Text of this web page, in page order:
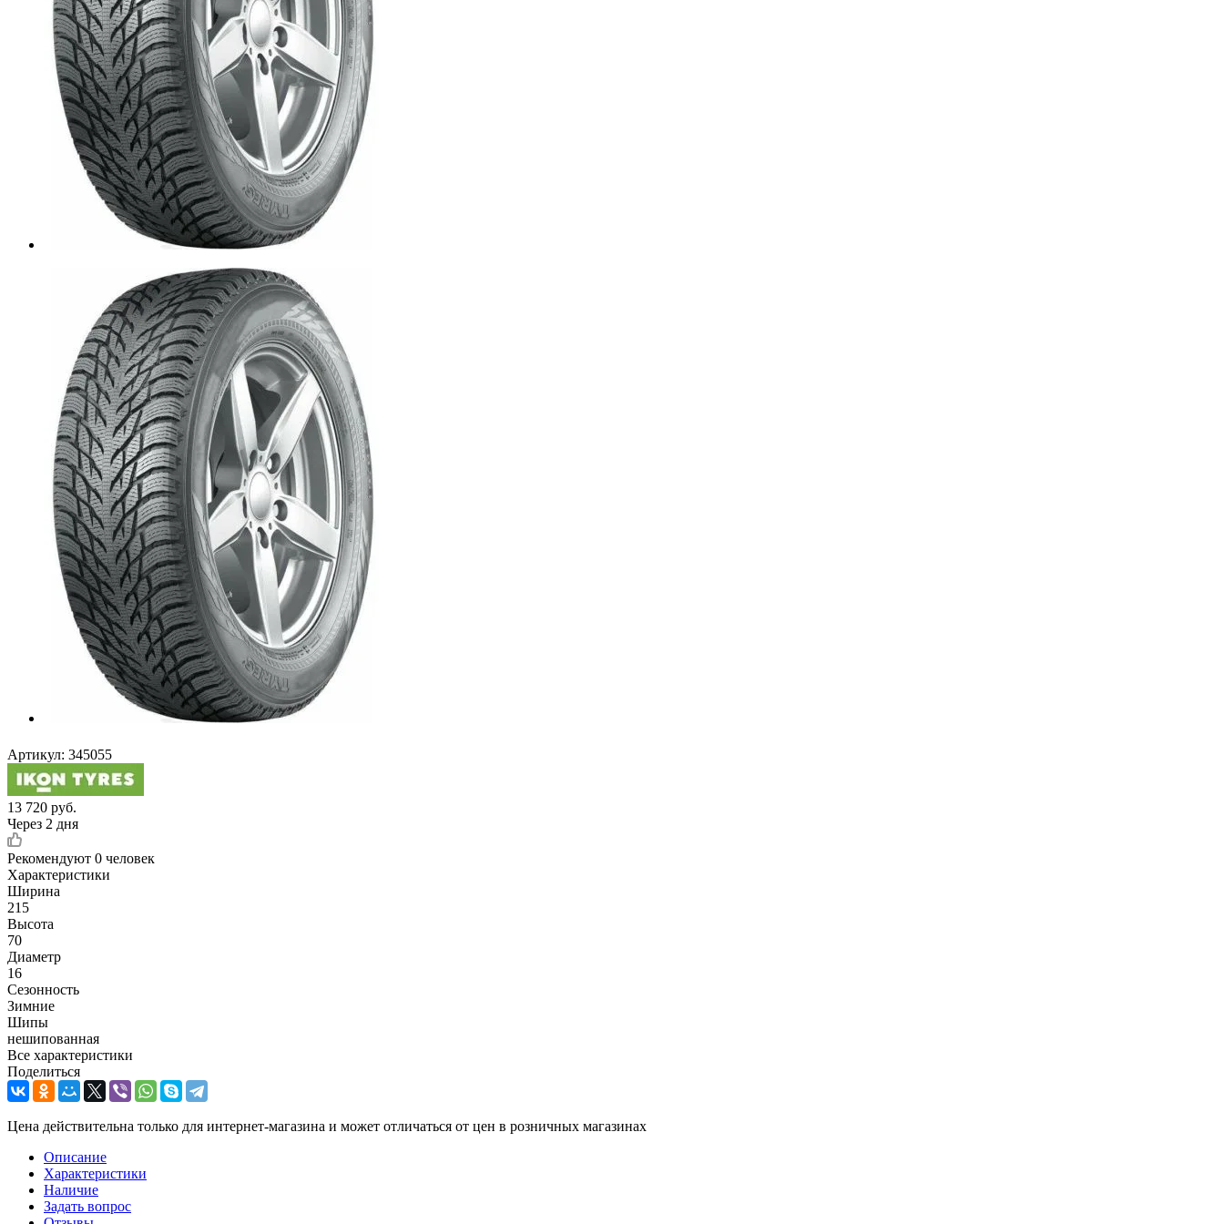
Артикул: 345055
13 720 руб.
Через 2 дня
Рекомендуют 0 человек
Характеристики
Ширина
215
Высота
70
Диаметр
16
Сезонность
Зимние
Шипы
нешипованная
Все характеристики
Поделиться
Цена действительна только для интернет-магазина и может отличаться от цен в розничных магазинах
Описание
Характеристики
Наличие
Задать вопрос